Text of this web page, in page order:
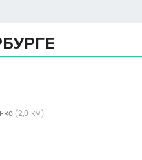
(2,0 км)